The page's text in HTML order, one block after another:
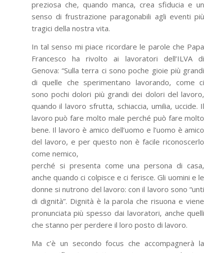
preziosa che, quando manca, crea sfiducia e un
senso di frustrazione paragonabili agli eventi più
tragici della nostra vita.
In tal senso mi piace ricordare le parole che Papa
Francesco ha rivolto ai lavoratori dell’ILVA di
Genova: “Sulla terra ci sono poche gioie più grandi
di quelle che sperimentano lavorando, come ci
sono pochi dolori più grandi dei dolori del lavoro,
quando il lavoro sfrutta, schiaccia, umilia, uccide. Il
lavoro può fare molto male perché può fare molto
bene. Il lavoro è amico dell’uomo e l’uomo è amico
del lavoro, e per questo non è facile riconoscerlo
come nemico,
perché si presenta come una persona di casa,
anche quando ci colpisce e ci ferisce. Gli uomini e le
donne si nutrono del lavoro: con il lavoro sono “unti
di dignità”. Dignità è la parola che risuona e viene
pronunciata più spesso dai lavoratori, anche quelli
che stanno per perdere il loro posto di lavoro.
Ma c’è un secondo focus che accompagnerà la